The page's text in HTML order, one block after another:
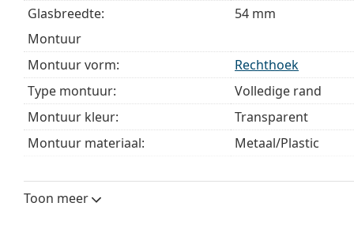
Glasbreedte:
54 mm
montuur
Montuur vorm:
Rechthoek
Type montuur:
Volledige rand
Montuur kleur:
Transparent
Montuur materiaal:
Metaal/Plastic
Breedte:
Toon meer